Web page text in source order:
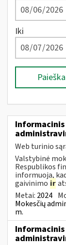
Iki
Paieška
Informacinis
Web turinio
Valstybinė
Respublikos
informuoja,
gaivinimo ir
Metai: 2024
Mokesčių
m.
Informacinis